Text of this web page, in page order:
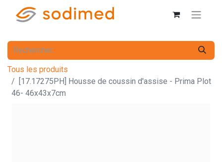
Tous les produits
[17.17275PH] Housse de coussin d'assise - Prima Plot
46- 46x43x7cm